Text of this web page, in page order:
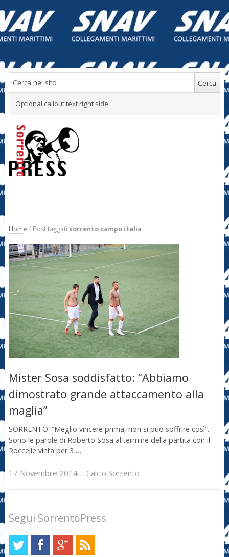
Optional callout text right side.
Home / Post taggati sorrento campo italia
Mister Sosa soddisfatto: “Abbiamo
dimostrato grande attaccamento alla
maglia”
SORRENTO. “Meglio vincere prima, non si può soffrire così”.
Sono le parole di Roberto Sosa al termine della partita con il
Roccelle vinta per 3 …
17 Novembre 2014| Calcio Sorrento
Segui SorrentoPress